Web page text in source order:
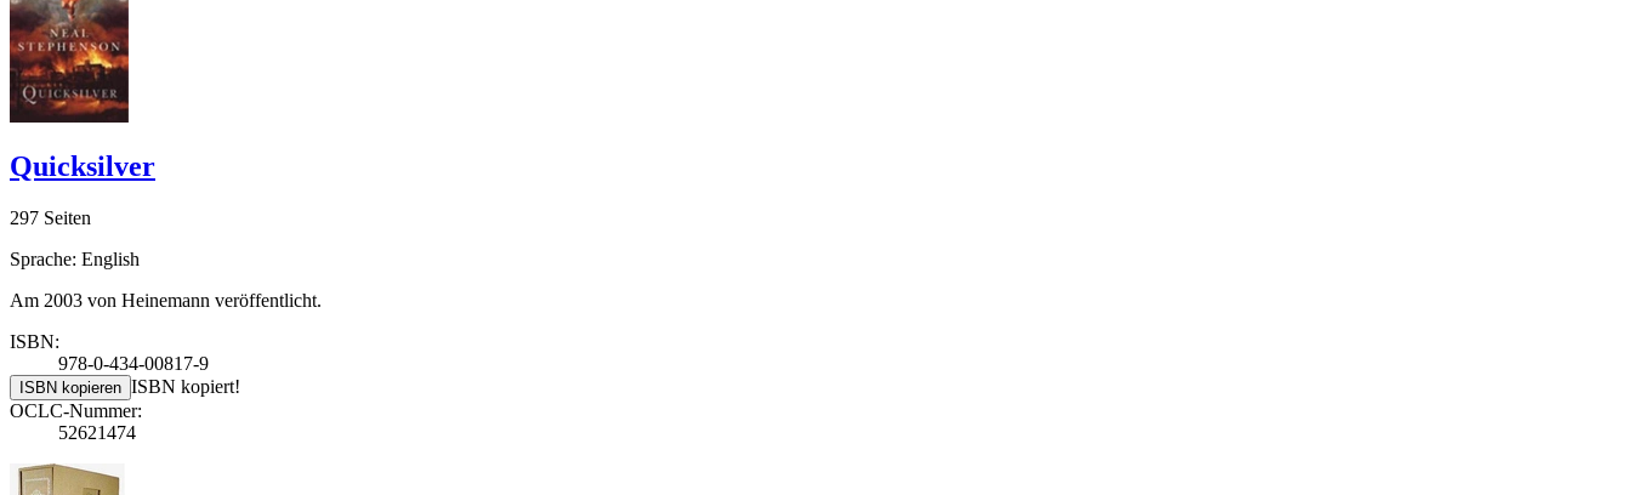
Quicksilver
297 Seiten
Sprache: English
Am 2003 von Heinemann veröffentlicht.
ISBN:
978-0-434-00817-9
ISBN kopieren ISBN kopiert!
OCLC-Nummer:
52621474